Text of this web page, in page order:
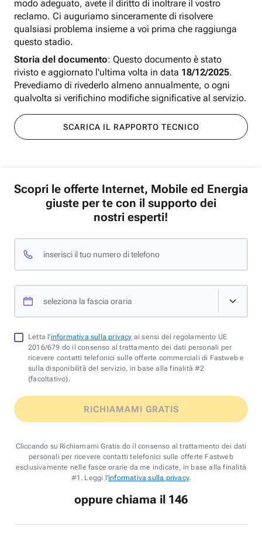
modo adeguato, avete il diritto di inoltrare il vostro
reclamo. Ci auguriamo sinceramente di risolvere
qualsiasi problema insieme a voi prima che raggiunga
questo stadio.
Storia del documento: Questo documento è stato
rivisto e aggiornato l'ultima volta in data 18/12/2025.
Prevediamo di rivederlo almeno annualmente, o ogni
qualvolta si verifichino modifiche significative al servizio.
SCARICA IL RAPPORTO TECNICO
Scopri le offerte Internet, Mobile ed Energia
giuste per te con il supporto dei
nostri esperti!
inserisci il tuo numero di telefono
seleziona la fascia oraria
Letta l'informativa sulla privacy ai sensi del regolamento UE
2016/679 do il consenso al trattamento dei dati personali per
ricevere contatti telefonici sulle offerte commerciali di Fastweb e
sulla disponibilità del servizio, in base alla finalità #2
(facoltativo).
RICHIAMAMI GRATIS
Cliccando su Richiamami Gratis do il consenso al trattamento dei dati
personali per ricevere contatti telefonici sulle offerte Fastweb
esclusivamente nelle fasce orarie da me indicate, in base alla finalità
#1. Leggi l'informativa sulla privacy.
oppure chiama il 146